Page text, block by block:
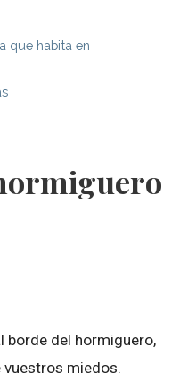
que habita en
borde del hormiguero,
vuestros miedos.